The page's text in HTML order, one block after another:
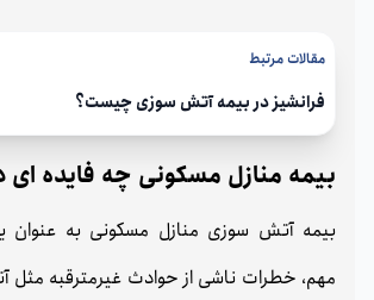
مقالات مرتبط
فرانشیز در بیمه آتش سوزی چیست؟
بیمه منازل مسکونی چه فایده ای
بیمه آتش‌ سوزی منازل مسکونی به
مهم، خطرات ناشی از حوادث غیرمترقبه